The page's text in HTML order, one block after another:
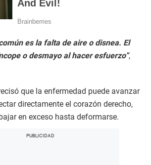
es la falta de aire o disnea. El
o desmayo al hacer esfuerzo”,
que la enfermedad puede avanzar
directamente el corazón derecho,
en exceso hasta deformarse.